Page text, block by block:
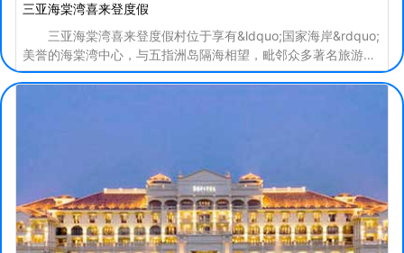
三亚海棠湾喜来登度假
三亚海棠湾喜来登度假村位于享有&ldquo;国家海岸&rdquo;
美誉的海棠湾中心，与五指洲岛隔海相望，毗邻众多著名旅游景
点和多个高尔夫球场。 这里阳光明媚，大海蔚蓝，